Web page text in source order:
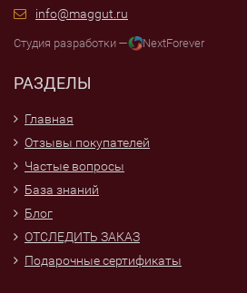
info@maggut.ru
Студия разработки — NextForever
РАЗДЕЛЫ
Главная
Отзывы покупателей
Частые вопросы
База знаний
Блог
ОТСЛЕДИТЬ ЗАКАЗ
Подарочные сертификаты